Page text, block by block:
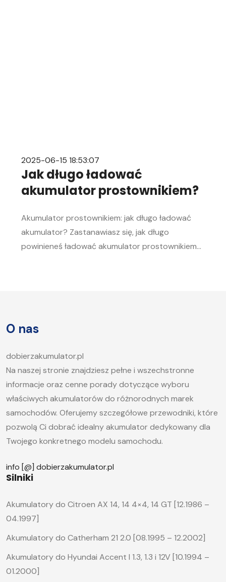
2025-06-15 18:53:07
Jak długo ładować
akumulator prostownikiem?
Akumulator prostownikiem: jak długo ładować
akumulator? Zastanawiasz się, jak długo
powinieneś ładować akumulator prostownikiem?
jak długo ładować akumulator samochodowy i
O nas
dobierzakumulator.pl
Na naszej stronie znajdziesz pełne i wszechstronne
informacje oraz cenne porady dotyczące wyboru
właściwych akumulatorów do różnorodnych marek
samochodów. Oferujemy szczegółowe przewodniki, które
pozwolą Ci dobrać idealny akumulator dedykowany dla
Twojego konkretnego modelu samochodu.
info [@] dobierzakumulator.pl
Silniki
Akumulatory do Citroen AX 14, 14 4×4, 14 GT [12.1986 –
04.1997]
Akumulatory do Catherham 21 2.0 [08.1995 – 12.2002]
Akumulatory do Hyundai Accent I 1.3, 1.3 i 12V [10.1994 –
01.2000]